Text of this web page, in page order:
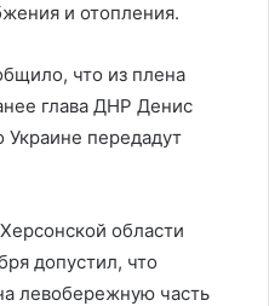
и отопления.
что из плена
глава ДНР Денис
передадут
области
допустил, что
левобережную часть